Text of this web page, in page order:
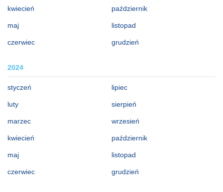
kwiecień
maj
czerwiec
październik
listopad
grudzień
2024
styczeń
luty
marzec
kwiecień
maj
czerwiec
lipiec
sierpień
wrzesień
październik
listopad
grudzień